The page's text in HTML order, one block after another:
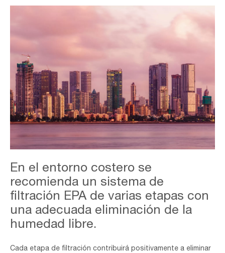
En el entorno costero se
recomienda un sistema de
filtración EPA de varias etapas con
una adecuada eliminación de la
humedad libre.
Cada etapa de filtración contribuirá positivamente a eliminar